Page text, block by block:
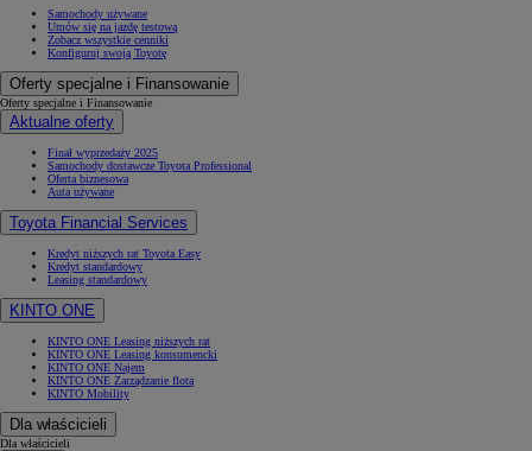
Samochody używane
Umów się na jazdę testową
Zobacz wszystkie cenniki
Konfiguruj swoją Toyotę
Oferty specjalne i Finansowanie
Oferty specjalne i Finansowanie
Aktualne oferty
Finał wyprzedaży 2025
Samochody dostawcze Toyota Professional
Oferta biznesowa
Auta używane
Toyota Financial Services
Kredyt niższych rat Toyota Easy
Kredyt standardowy
Leasing standardowy
KINTO ONE
KINTO ONE Leasing niższych rat
KINTO ONE Leasing konsumencki
KINTO ONE Najem
KINTO ONE Zarządzanie flotą
KINTO Mobility
Dla właścicieli
Dla właścicieli